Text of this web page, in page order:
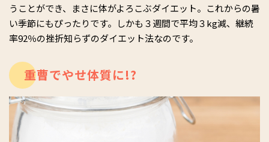
うことができ、まさに体がよろこぶダイエット。これからの暑
い季節にもぴったりです。しかも３週間で平均３kg減、継続
率92％の挫折知らずのダイエット法なのです。
重曹でやせ体質に!?